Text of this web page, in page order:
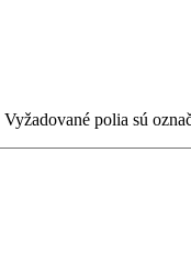
Vyžadované polia sú